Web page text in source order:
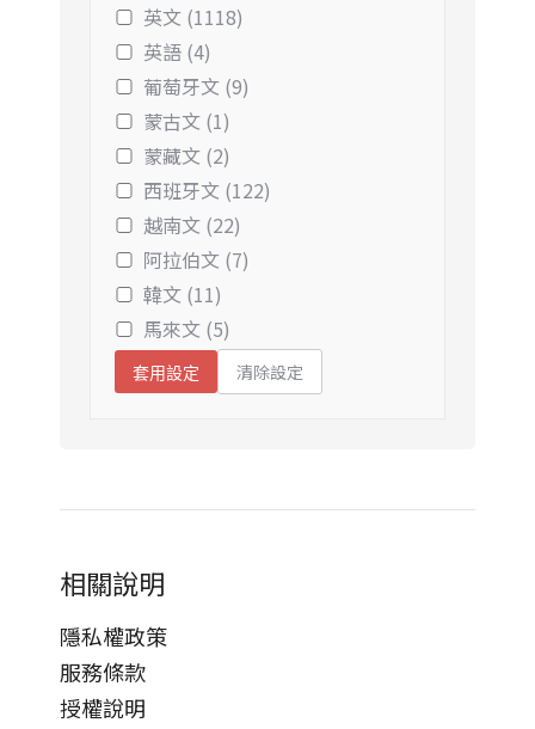
英文 (1118)
英語 (4)
葡萄牙文 (9)
蒙古文 (1)
蒙藏文 (2)
西班牙文 (122)
越南文 (22)
阿拉伯文 (7)
韓文 (11)
馬來文 (5)
套用設定 清除設定
相關說明
隱私權政策
服務條款
授權說明